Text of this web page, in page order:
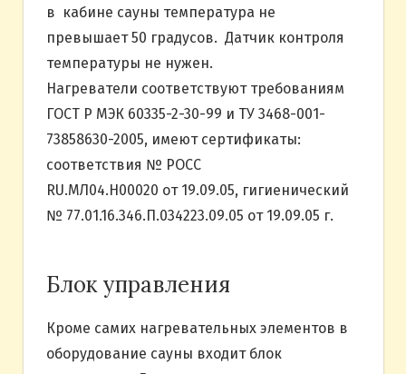
в кабине сауны температура не
превышает 50 градусов. Датчик контроля
температуры не нужен.
Нагреватели соответствуют требованиям
ГОСТ Р МЭК 60335-2-30-99 и ТУ 3468-001-
73858630-2005, имеют сертификаты:
соответствия № РОСС
RU.МЛ04.Н00020 от 19.09.05, гигиенический
№ 77.01.16.346.П.034223.09.05 от 19.09.05 г.
Блок управления
Кроме самих нагревательных элементов в
оборудование сауны входит блок